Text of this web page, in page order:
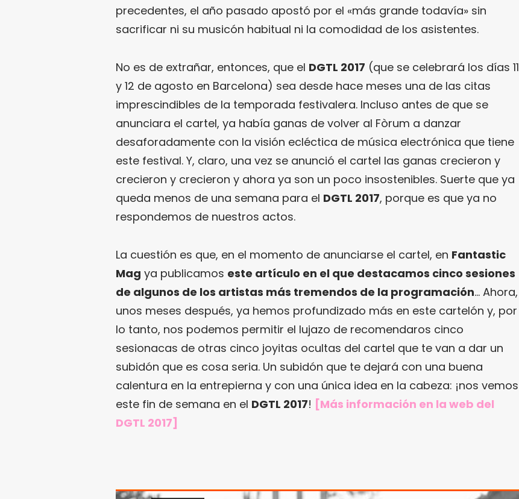
precedentes, el año pasado apostó por el «más grande todavía» sin
sacrificar ni su musicón habitual ni la comodidad de los asistentes.
No es de extrañar, entonces, que el DGTL 2017 (que se celebrará los días 11
y 12 de agosto en Barcelona) sea desde hace meses una de las citas
imprescindibles de la temporada festivalera. Incluso antes de que se
anunciara el cartel, ya había ganas de volver al Fòrum a danzar
desaforadamente con la visión ecléctica de música electrónica que tiene
este festival. Y, claro, una vez se anunció el cartel las ganas crecieron y
crecieron y crecieron y ahora ya son un poco insostenibles. Suerte que ya
queda menos de una semana para el DGTL 2017, porque es que ya no
respondemos de nuestros actos.
La cuestión es que, en el momento de anunciarse el cartel, en Fantastic
Mag ya publicamos este artículo en el que destacamos cinco sesiones
de algunos de los artistas más tremendos de la programación… Ahora,
unos meses después, ya hemos profundizado más en este cartelón y, por
lo tanto, nos podemos permitir el lujazo de recomendaros cinco
sesionacas de otras cinco joyitas ocultas del cartel que te van a dar un
subidón que es cosa seria. Un subidón que te dejará con una buena
calentura en la entrepierna y con una única idea en la cabeza: ¡nos vemos
este fin de semana en el DGTL 2017! [Más información en la web del
DGTL 2017]